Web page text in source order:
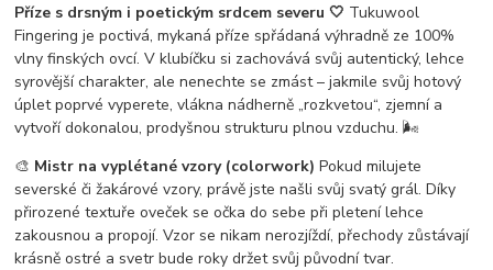
Příze s drsným i poetickým srdcem severu 🤍 Tukuwool
Fingering je poctivá, mykaná příze spřádaná výhradně ze 100%
vlny finských ovcí. V klubíčku si zachovává svůj autentický, lehce
syrovější charakter, ale nenechte se zmást – jakmile svůj hotový
úplet poprvé vyperete, vlákna nádherně „rozkvetou“, zjemní a
vytvoří dokonalou, prodyšnou strukturu plnou vzduchu. 🌬️
🎨 Mistr na vyplétané vzory (colorwork) Pokud milujete
severské či žakárové vzory, právě jste našli svůj svatý grál. Díky
přirozené textuře oveček se očka do sebe při pletení lehce
zakousnou a propojí. Vzor se nikam nerozjíždí, přechody zůstávají
krásně ostré a svetr bude roky držet svůj původní tvar.